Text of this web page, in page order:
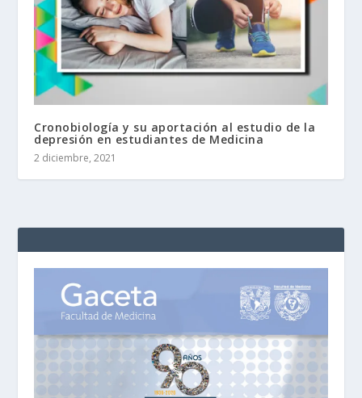
Cronobiología y su aportación al estudio de la
depresión en estudiantes de Medicina
2 diciembre, 2021